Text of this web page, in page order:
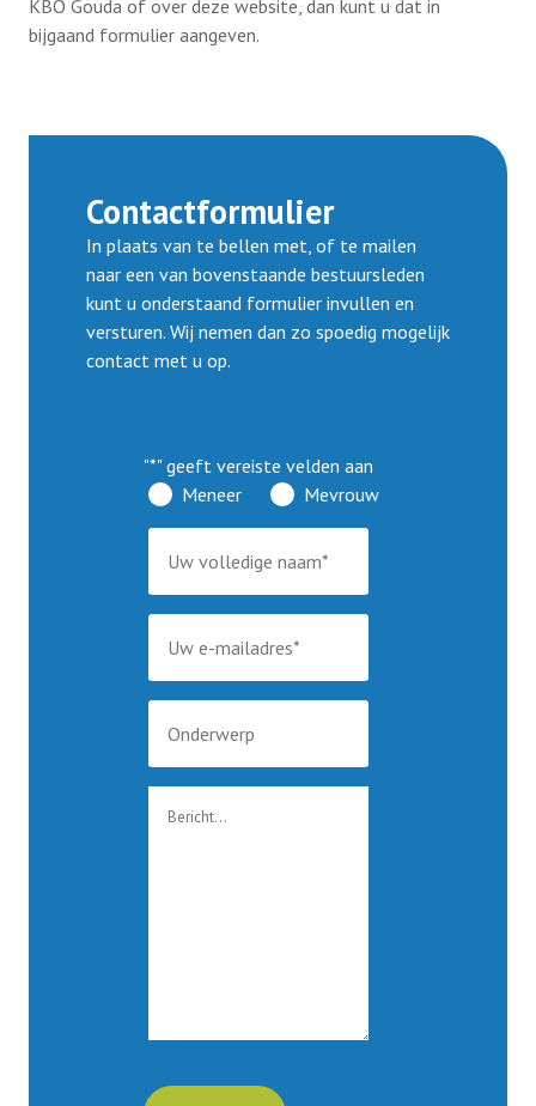
KBO Gouda of over deze website, dan kunt u dat in
bijgaand formulier aangeven.
Contactformulier
In plaats van te bellen met, of te mailen
naar een van bovenstaande bestuursleden
kunt u onderstaand formulier invullen en
versturen. Wij nemen dan zo spoedig mogelijk
contact met u op.
"*" geeft vereiste velden aan
Meneer
Mevrouw